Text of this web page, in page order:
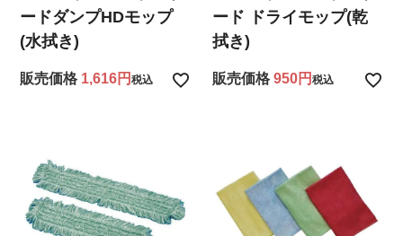
ードダンプHDモップ
(水拭き)
販売価格 1,616 税込
ード ドライモップ(乾
拭き)
販売価格 950 税込